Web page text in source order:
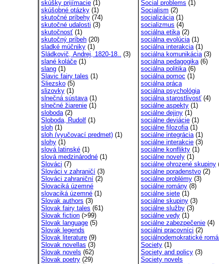
skúšky prijímacie (1)
skúšobné otázky (1)
skutočné príbehy (74)
skutočné udalosti (3)
skutočnosť (1)
skutočný príbeh (20)
sladké múčniky (1)
Sládkovič, Andrej, 1820-18.. (3)
slané koláče (1)
slang (1)
Slavic fairy tales (1)
Sliezsko (5)
slizovky (1)
slnečná sústava(1)
slnečné žiarenie (1)
sloboda(2)
Sloboda, Rudolf (1)
sloh (1)
sloh (vyučovací predmet) (1)
slohy (1)
slová latinské (1)
slová medzinárodné (1)
Slováci (7)
Slováci v zahraničí (3)
Slováci zahraniční (2)
Slovaciká územné
slovaciká územné (1)
Slovak authors (3)
Slovak fairy tales (61)
Slovak fiction (>99)
Slovak language (5)
Slovak legends
Slovak literature (9)
Slovak novellas (3)
Slovak novels (62)
Slovak poetry (29)
Social problems (1)
Socialism (2)
socializácia(1)
socializmus (4)
sociálna etika(2)
sociálna evolúcia(1)
sociálna interakcia(1)
sociálna komunikácia(3)
sociálna pedagogika(6)
sociálna politika(6)
sociálna pomoc (1)
sociálna práca
sociálna psychológia
sociálna starostlivosť (4)
sociálne aspekty (1)
sociálne dejiny (1)
sociálne deviácie (1)
sociálne filozofia(1)
sociálne integrácia(1)
sociálne interakcie (3)
sociálne konflikty (1)
sociálne novely (1)
sociálne ohrozené skupiny
sociálne poradenstvo (2)
sociálne problémy (3)
sociálne romány (8)
sociálne siete (1)
sociálne skupiny (3)
sociálne služby (3)
sociálne vedy (1)
sociálne zabezpečenie (4)
sociálni pracovníci (2)
sociálnodemokratické
Society (1)
Society and policy (3)
Society novels